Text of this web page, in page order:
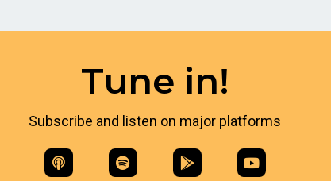
Tune in!
Subscribe and listen on major platforms​